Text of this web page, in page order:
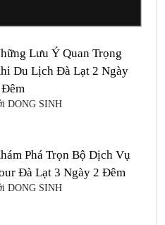
Lưu Ý Quan Trọng
Du Lịch Đà Lạt 2 Ngày
Đêm
DONG SINH
Phá Trọn Bộ Dịch Vụ
Đà Lạt 3 Ngày 2 Đêm
DONG SINH